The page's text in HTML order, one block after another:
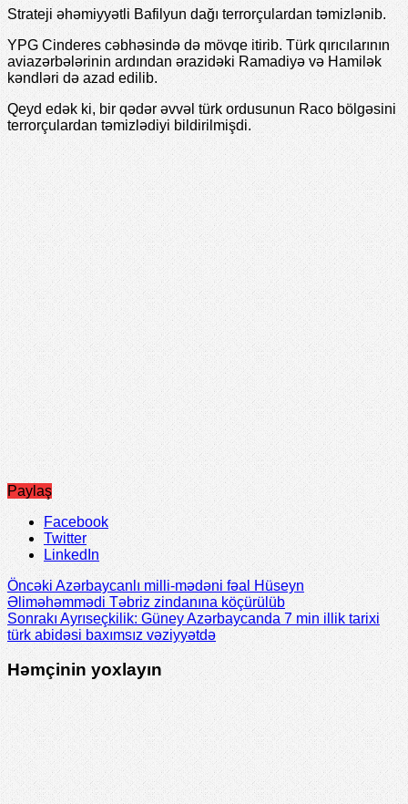
Strateji əhəmiyyətli Bafilyun dağı terrorçulardan təmizlənib.
YPG Cinderes cəbhəsində də mövqe itirib. Türk qırıcılarının
aviazərbələrinin ardından ərazidəki Ramadiyə və Hamilək
kəndləri də azad edilib.
Qeyd edək ki, bir qədər əvvəl türk ordusunun Raco bölgəsini
terrorçulardan təmizlədiyi bildirilmişdi.
Paylaş
Facebook
Twitter
LinkedIn
Öncəki Azərbaycanlı milli-mədəni fəal Hüseyn
Əliməhəmmədi Təbriz zindanına köçürülüb
Sonrakı Ayrıseçkilik: Güney Azərbaycanda 7 min illik tarixi
türk abidəsi baxımsız vəziyyətdə
Həmçinin yoxlayın